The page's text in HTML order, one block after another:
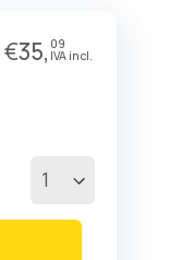
€35, 09